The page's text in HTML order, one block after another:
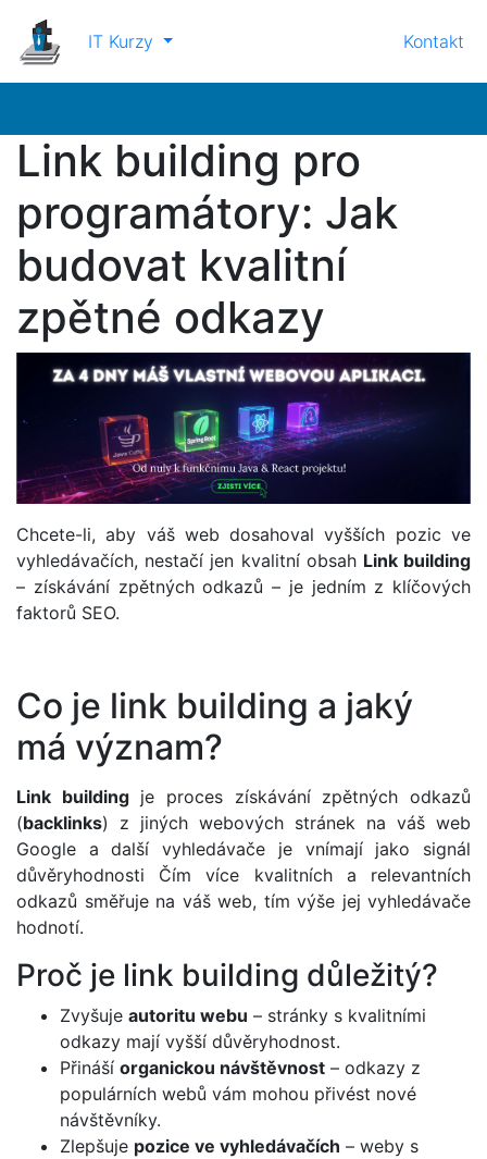
IT Kurzy Kontakt
Link building pro
programátory: Jak
budovat kvalitní
zpětné odkazy
Chcete-li, aby váš web dosahoval vyšších pozic ve
vyhledávačích, nestačí jen kvalitní obsah Link building
– získávání zpětných odkazů – je jedním z klíčových
faktorů SEO.
Co je link building a jaký
má význam?
Link buildingje proces získávání zpětných odkazů
(backlinks) z jiných webových stránek na váš web
Google a další vyhledávače je vnímají jako signál
důvěryhodnosti Čím více kvalitních a relevantních
odkazů směřuje na váš web, tím výše jej vyhledávače
hodnotí.
Proč je link building důležitý?
Zvyšuje autoritu webu – stránky s kvalitními
odkazy mají vyšší důvěryhodnost.
Přináší organickou návštěvnost – odkazy z
populárních webů vám mohou přivést nové
návštěvníky.
Zlepšuje pozice ve vyhledávačích – weby s